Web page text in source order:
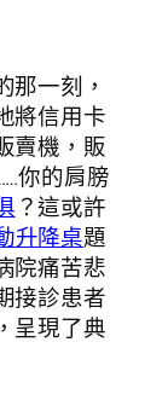
那一刻，
將信用卡
賣機，販
你的肩膀
？這或許
升降桌題
院痛苦悲
接診患者
呈現了典